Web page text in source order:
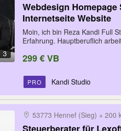
3
Webdesign
Internetseite Website
Moin, ich bin Reza Kandi Full
Erfahrung. Hauptberuflich
299 € VB
PRO Kandi Studio
53773 Hennef (Sieg) + 200